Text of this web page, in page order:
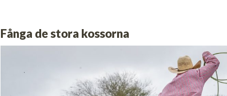
Fånga de stora kossorna